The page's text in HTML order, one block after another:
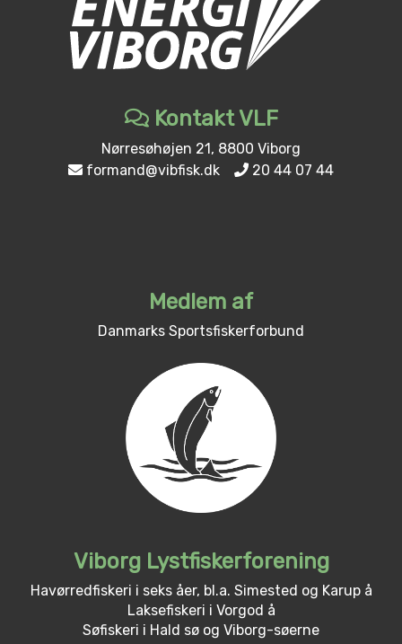
Kontakt VLF
Nørresøhøjen 21, 8800 Viborg
formand@vibfisk.dk
20 44 07 44
Medlem af
Danmarks Sportsfiskerforbund
Viborg Lystfiskerforening
Havørredfiskeri i seks åer, bl.a. Simested og Karup å
Laksefiskeri i Vorgod å
Søfiskeri i Hald sø og Viborg-søerne